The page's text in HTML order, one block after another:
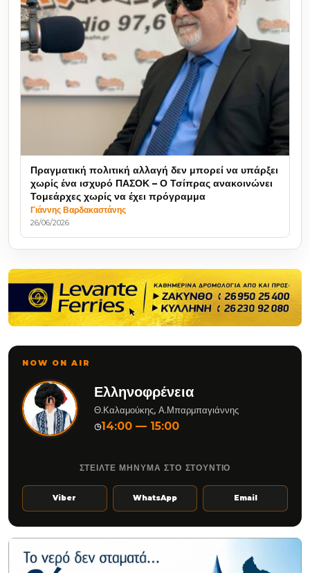
Πραγματική πολιτική αλλαγή δεν μπορεί να υπάρξει
χωρίς ένα ισχυρό ΠΑΣΟΚ – Ο Τσίπρας ανακοινώνει
Τομεάρχες χωρίς να έχει πρόγραμμα
Γιάννης Βαρδακαστάνης
26/06/2026
NOW ON AIR
Ελληνοφρένεια
Θ.Καλαμούκης, Α.Μπαρμπαγιάννης
◷14:00 — 15:00
ΣΤΕΙΛΤΕ ΜΗΝΥΜΑ ΣΤΟ ΣΤΟΥΝΤΙΟ
Viber WhatsApp Email